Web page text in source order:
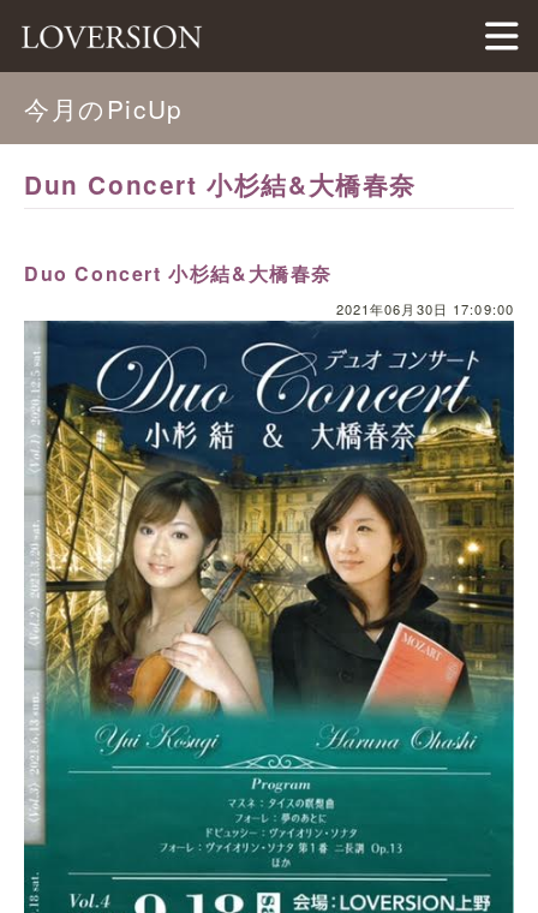
LOVERSION（ラバージョン）
今月のPicUp
Dun Concert 小杉結&大橋春奈
Duo Concert 小杉結&大橋春奈
2021年06月30日 17:09:00